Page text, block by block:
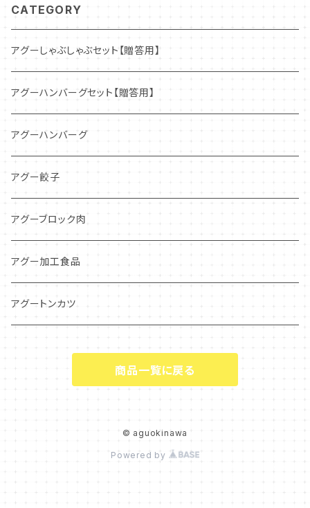
CATEGORY
アグーしゃぶしゃぶセット【贈答用】
アグーハンバーグセット【贈答用】
アグーハンバーグ
アグー餃子
アグーブロック肉
アグー加工食品
アグートンカツ
商品一覧に戻る
© aguokinawa
Powered by